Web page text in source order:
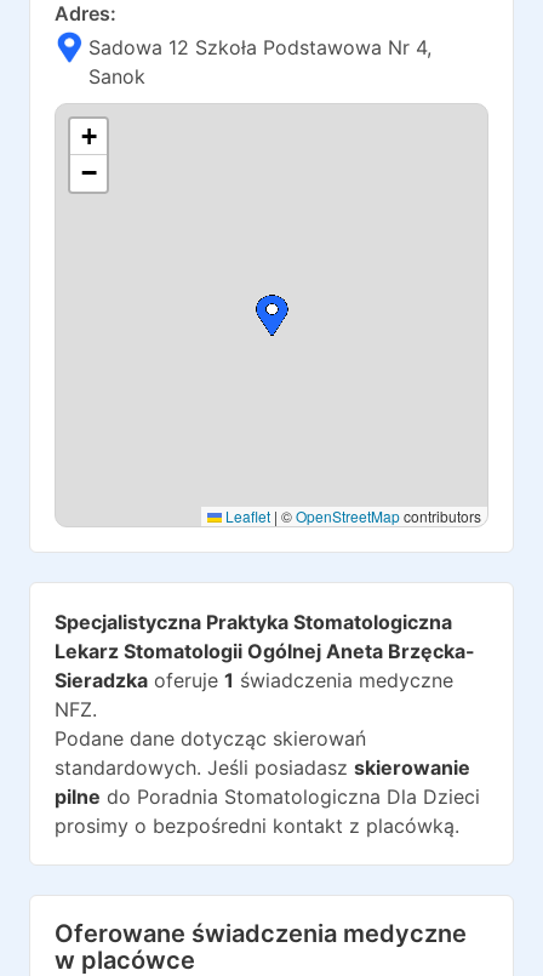
Adres:
Sadowa 12 Szkoła Podstawowa Nr 4,
Sanok
+
−
Leaflet | ©OpenStreetMapcontributors
Specjalistyczna Praktyka Stomatologiczna
Lekarz Stomatologii Ogólnej Aneta Brzęcka-
Sieradzka oferuje 1 świadczenia medyczne
NFZ.
Podane dane dotycząc skierowań
standardowych. Jeśli posiadasz skierowanie
pilne do Poradnia Stomatologiczna Dla Dzieci
prosimy o bezpośredni kontakt z placówką.
Oferowane świadczenia medyczne
w placówce